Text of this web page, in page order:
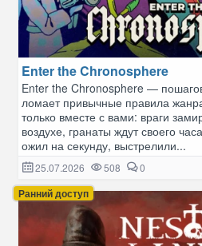
Enter the Chronosphere
Enter the Chronosphere —
ломает привычные правила
только вместе с вами: враги
воздухе, гранаты ждут своего
ожил на секунду, выстрелили...
25.07.2026 508 0
Ранний доступ